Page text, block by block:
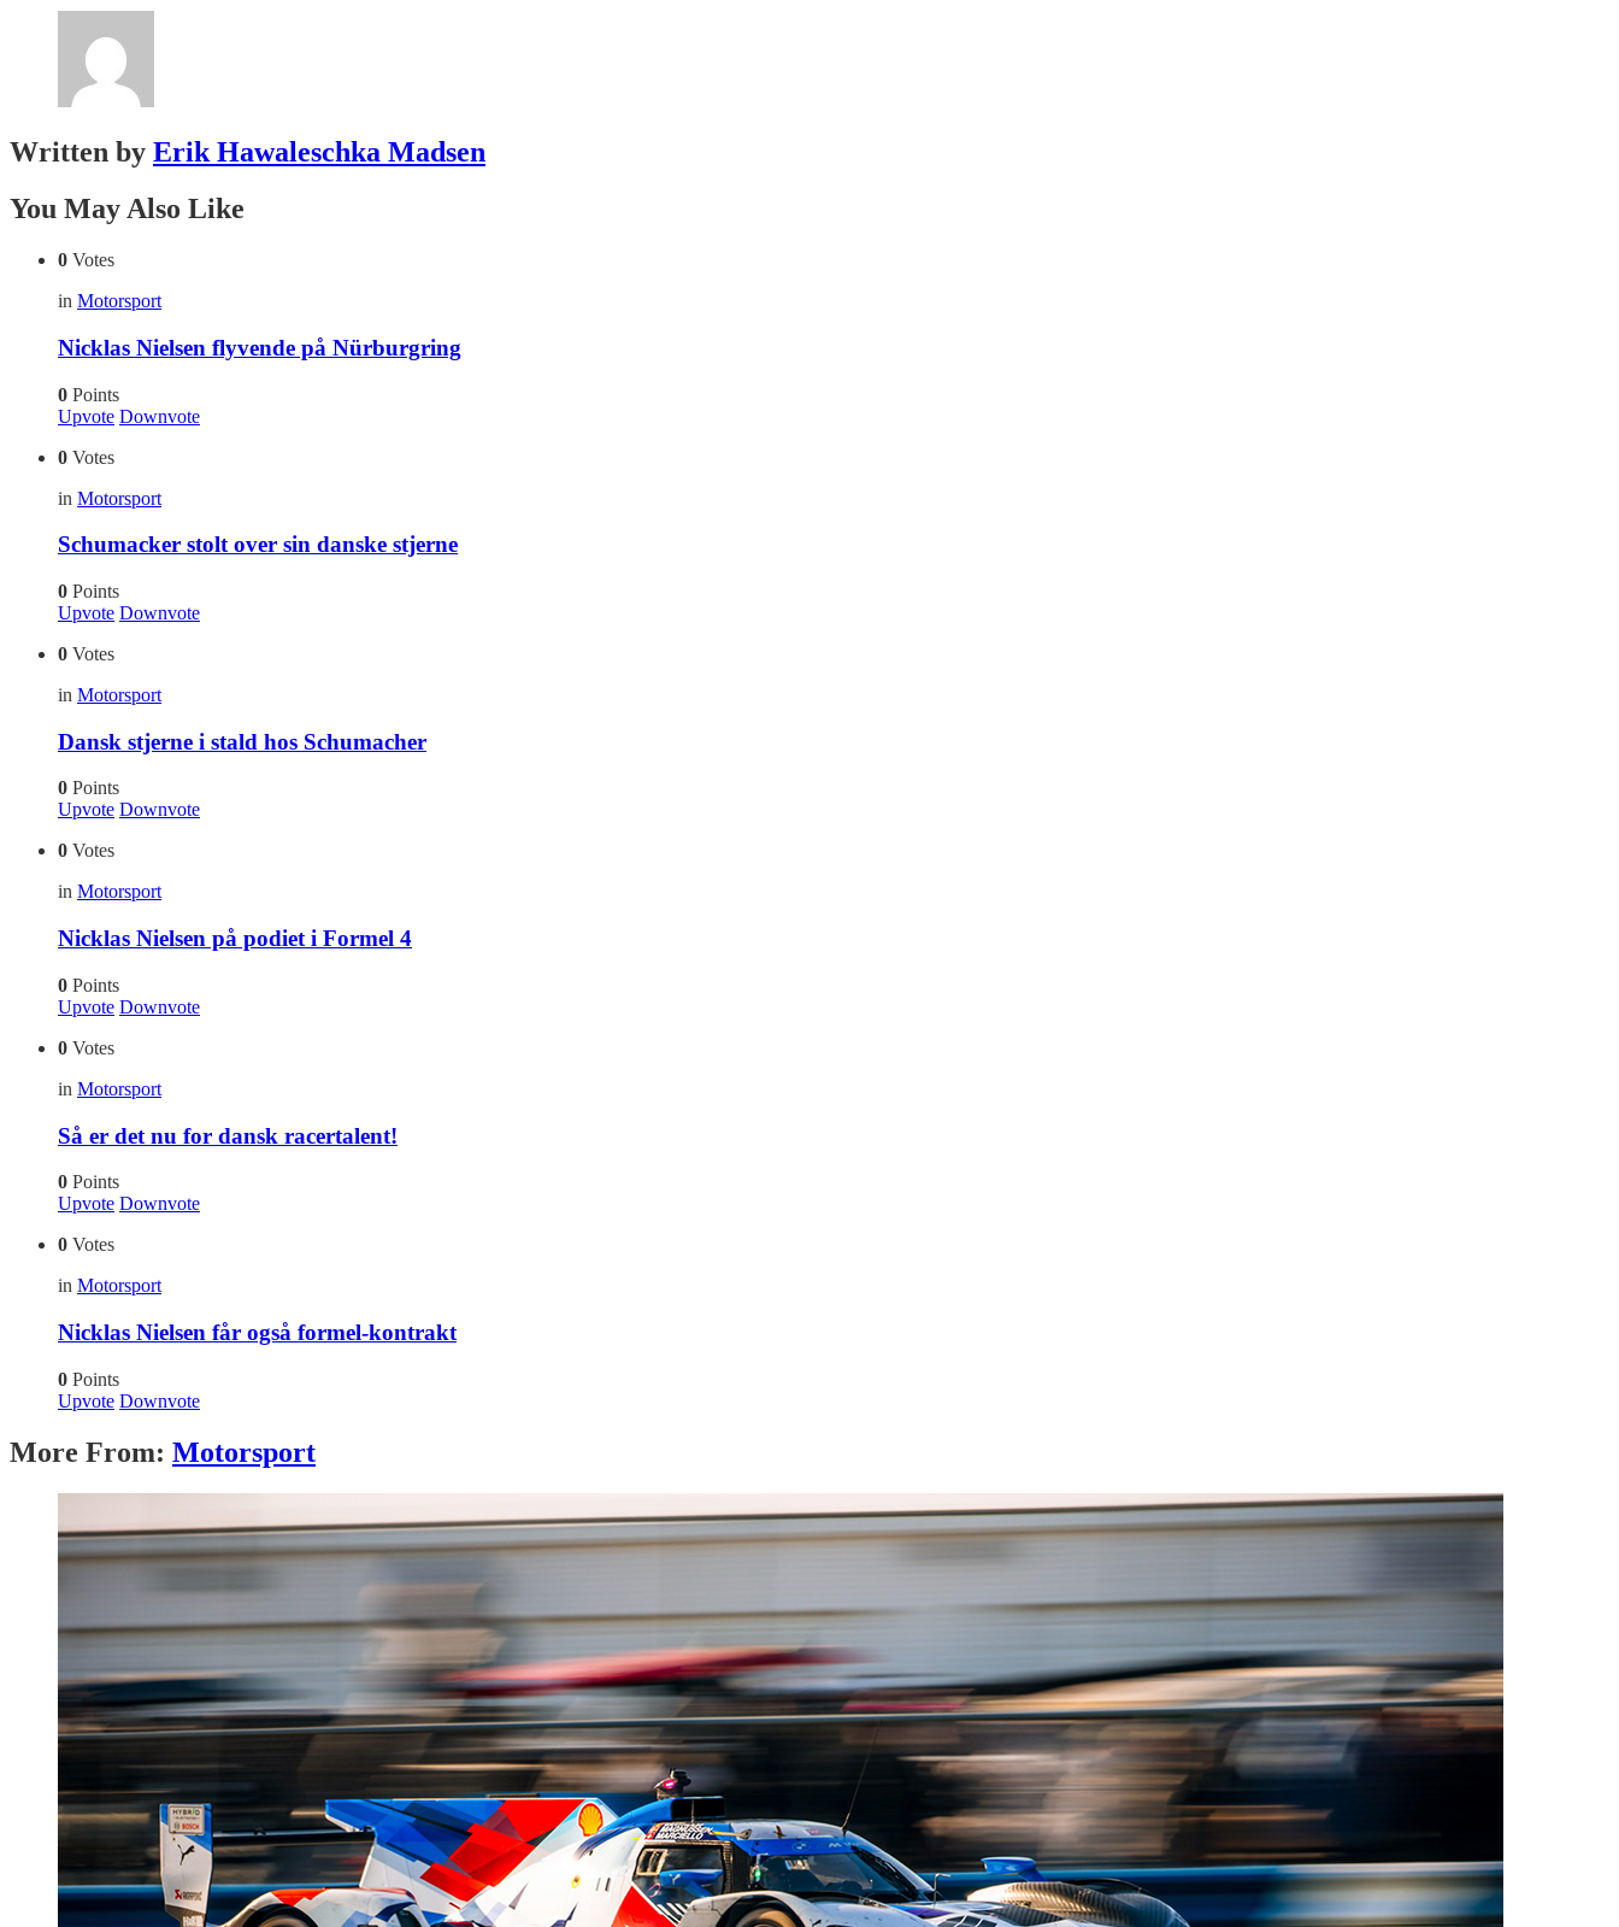
Written by Erik Hawaleschka Madsen
You May Also Like
0 Votes
in Motorsport
Nicklas Nielsen flyvende på Nürburgring
0 Points
Upvote Downvote
0 Votes
in Motorsport
Schumacker stolt over sin danske stjerne
0 Points
Upvote Downvote
0 Votes
in Motorsport
Dansk stjerne i stald hos Schumacher
0 Points
Upvote Downvote
0 Votes
in Motorsport
Nicklas Nielsen på podiet i Formel 4
0 Points
Upvote Downvote
0 Votes
in Motorsport
Så er det nu for dansk racertalent!
0 Points
Upvote Downvote
0 Votes
in Motorsport
Nicklas Nielsen får også formel-kontrakt
0 Points
Upvote Downvote
More From: Motorsport